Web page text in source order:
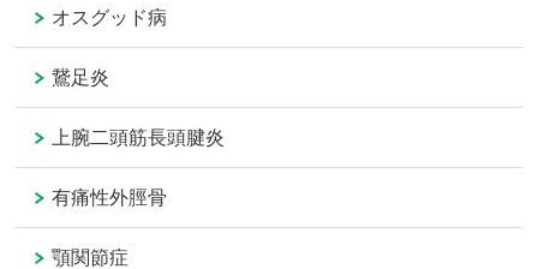
オスグッド病
鵞足炎
上腕二頭筋長頭腱炎
有痛性外脛骨
顎関節症